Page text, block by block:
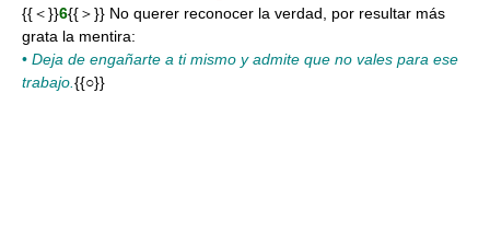
{{＜}}6{{＞}} No querer reconocer la verdad, por resultar más
grata la mentira:
• Deja de engañarte a ti mismo y admite que no vales para ese
trabajo. {{○}}